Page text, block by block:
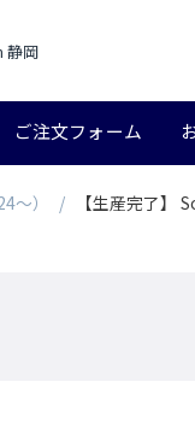
静岡
ご注文フォーム
～） / 【生産完了】